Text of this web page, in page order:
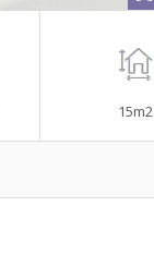
15m2